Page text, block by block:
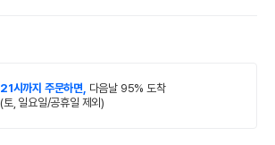
21시까지 주문하면, 다음날 95% 도착
(토, 일요일/공휴일 제외)